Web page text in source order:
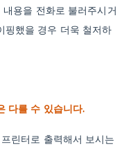
용을 전화로 불러주시거
핑했을 경우 더욱 철저하
다를 수 있습니다.
린터로 출력해서 보시는